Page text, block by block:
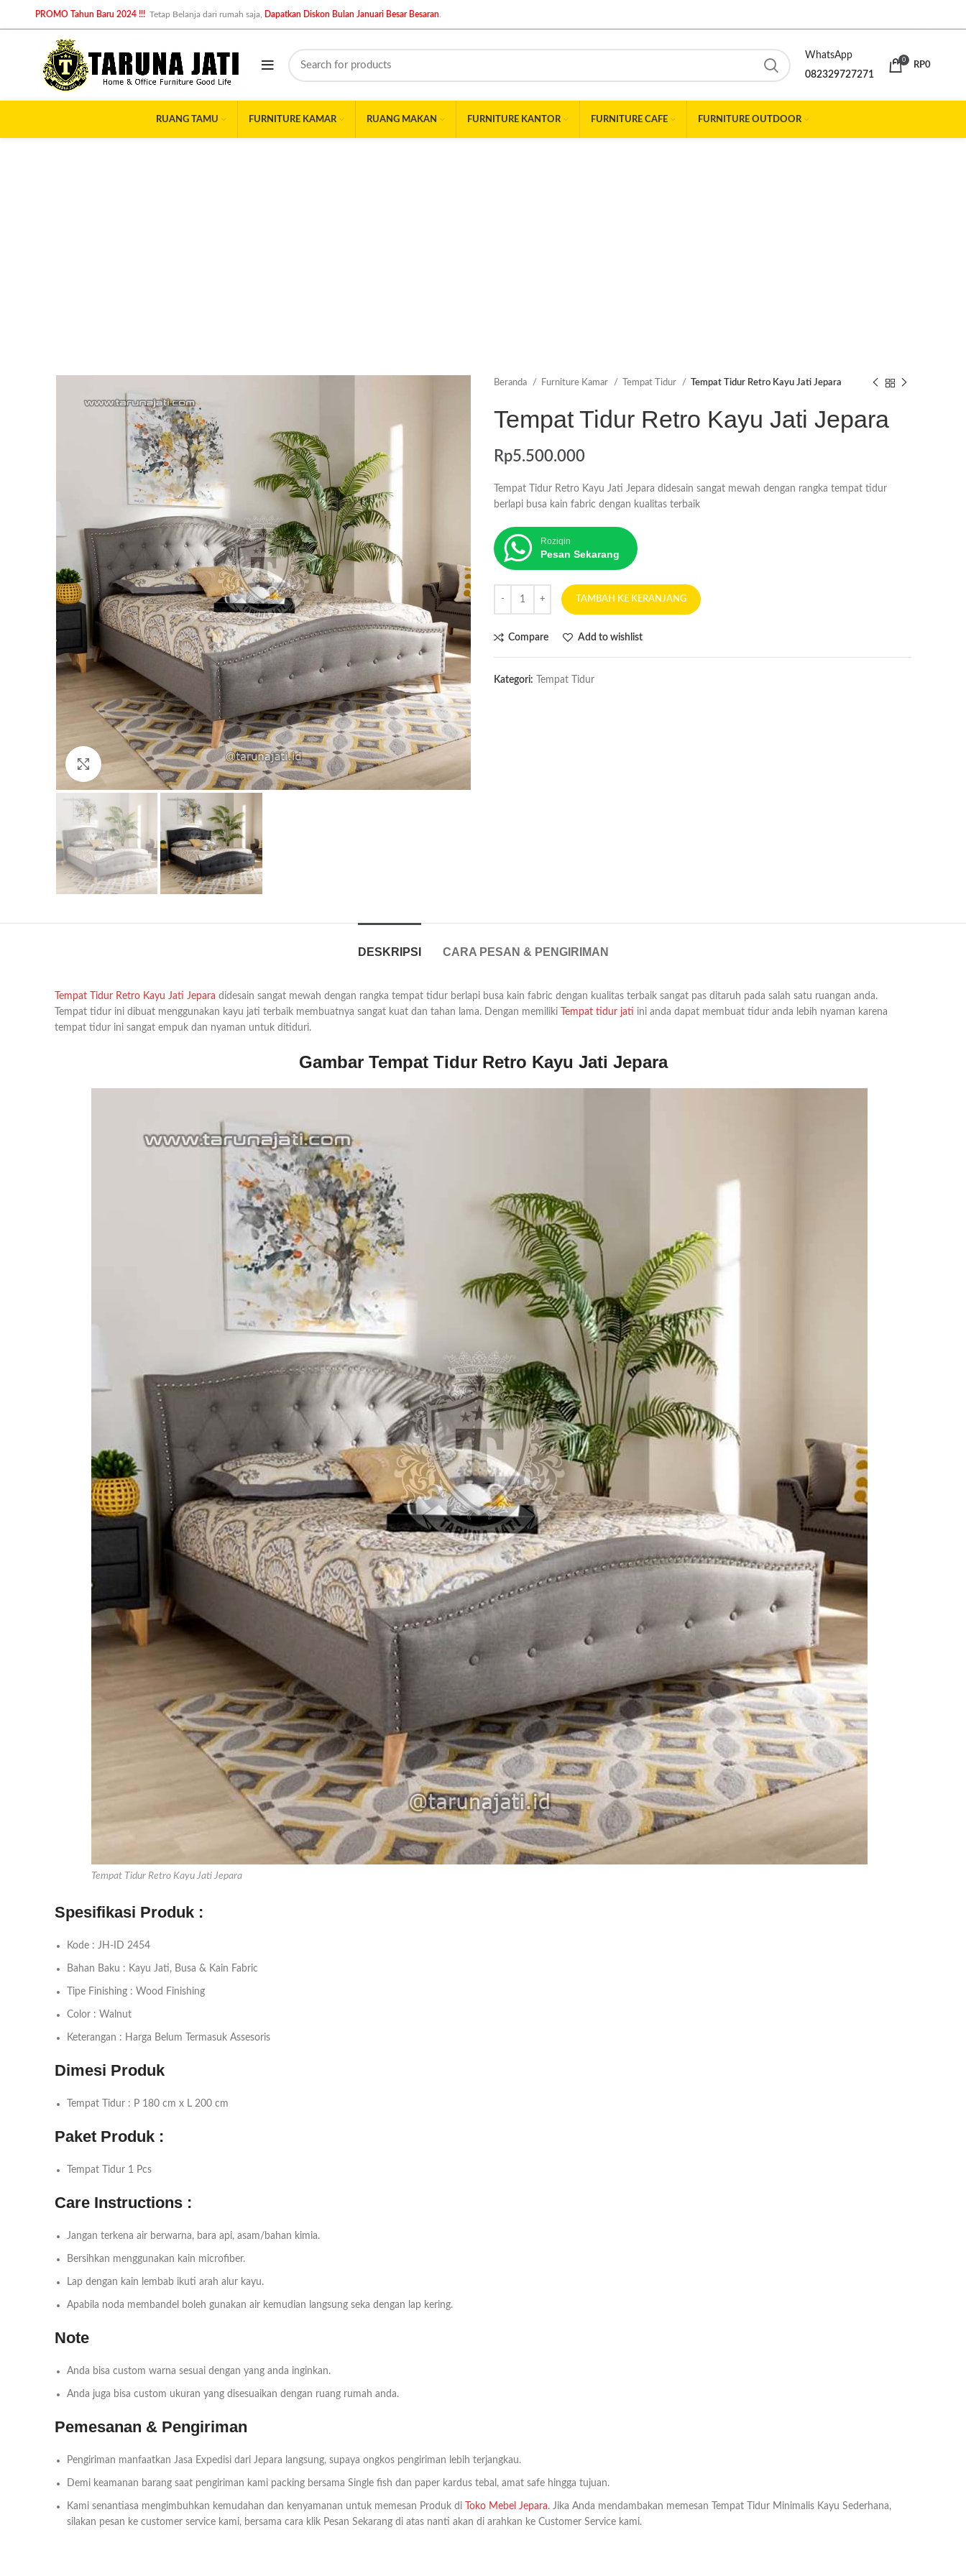
PROMO Tahun Baru 2024 !!! Tetap Belanja dari rumah saja, Dapatkan Diskon Bulan Januari Besar Besaran
WhatsApp
082329727271
0
RP0
RUANG TAMU FURNITURE KAMAR RUANG MAKAN FURNITURE KANTOR FURNITURE CAFE FURNITURE OUTDOOR
Click to enlarge
Beranda Furniture Kamar Tempat Tidur Tempat Tidur Retro Kayu Jati Jepara
Tempat Tidur Retro Kayu Jati Jepara
Rp5.500.000
Tempat Tidur Retro Kayu Jati Jepara didesain sangat mewah dengan rangka tempat tidur
berlapi busa kain fabric dengan kualitas terbaik
Roziqin
Pesan Sekarang
TAMBAH KE KERANJANG
Compare Add to wishlist
Kategori: Tempat Tidur
DESKRIPSI CARA PESAN & PENGIRIMAN
Tempat Tidur Retro Kayu Jati Jepara didesain sangat mewah dengan rangka tempat tidur berlapi busa kain fabric dengan kualitas terbaik sangat pas ditaruh pada salah satu ruangan anda.
Tempat tidur ini dibuat menggunakan kayu jati terbaik membuatnya sangat kuat dan tahan lama. Dengan memiliki
Tempat tidur jati ini anda dapat membuat tidur anda lebih nyaman karena
tempat tidur ini sangat empuk dan nyaman untuk ditiduri.
Gambar Tempat Tidur Retro Kayu Jati Jepara
Tempat Tidur Retro Kayu Jati Jepara
Spesifikasi Produk :
Kode : JH-ID 2454
Bahan Baku : Kayu Jati, Busa & Kain Fabric
Tipe Finishing : Wood Finishing
Color : Walnut
Keterangan : Harga Belum Termasuk Assesoris
Dimesi Produk
Tempat Tidur : P 180 cm x L 200 cm
Paket Produk :
Tempat Tidur 1 Pcs
Care Instructions :
Jangan terkena air berwarna, bara api, asam/bahan kimia.
Bersihkan menggunakan kain microfiber.
Lap dengan kain lembab ikuti arah alur kayu.
Apabila noda membandel boleh gunakan air kemudian langsung seka dengan lap kering.
Note
Anda bisa custom warna sesuai dengan yang anda inginkan.
Anda juga bisa custom ukuran yang disesuaikan dengan ruang rumah anda.
Pemesanan & Pengiriman
Pengiriman manfaatkan Jasa Expedisi dari Jepara langsung, supaya ongkos pengiriman lebih terjangkau.
Demi keamanan barang saat pengiriman kami packing bersama Single fish dan paper kardus tebal, amat safe hingga tujuan.
Kami senantiasa mengimbuhkan kemudahan dan kenyamanan untuk memesan Produk di Toko Mebel Jepara. Jika Anda mendambakan memesan Tempat Tidur Minimalis Kayu Sederhana,
silakan pesan ke customer service kami, bersama cara klik Pesan Sekarang di atas nanti akan di arahkan ke Customer Service kami.